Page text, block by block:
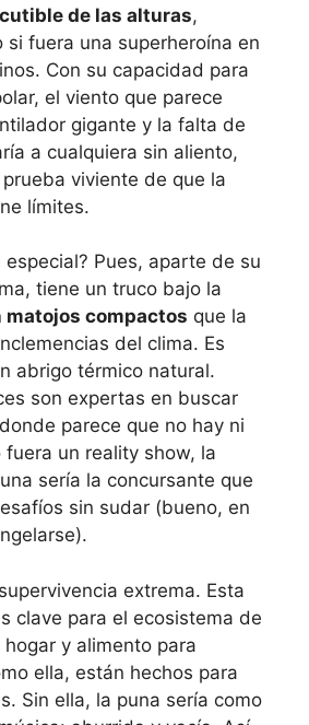
de las alturas,
si fuera una superheroína en
Con su capacidad para
el viento que parece
gigante y la falta de
a cualquiera sin aliento,
viviente de que la
límites.
especial? Pues, aparte de su
tiene un truco bajo la
matojos compactos que la
del clima. Es
abrigo térmico natural.
son expertas en buscar
parece que no hay ni
un reality show, la
sería la concursante que
sin sudar (bueno, en
extrema. Esta
clave para el ecosistema de
y alimento para
ella, están hechos para
Sin ella, la puna sería como